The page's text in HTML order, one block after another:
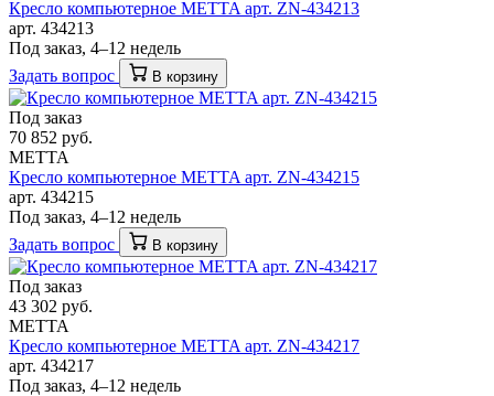
Кресло компьютерное METTA арт. ZN-434213
арт. 434213
Под заказ, 4–12 недель
Задать вопрос
В корзину
Под заказ
70 852 руб.
METTA
Кресло компьютерное METTA арт. ZN-434215
арт. 434215
Под заказ, 4–12 недель
Задать вопрос
В корзину
Под заказ
43 302 руб.
METTA
Кресло компьютерное METTA арт. ZN-434217
арт. 434217
Под заказ, 4–12 недель